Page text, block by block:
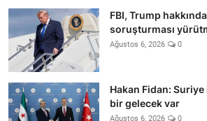
FBI, Trump
soruşturması
Ağustos 6, 2026 0
Hakan Fidan:
bir gelecek var
Ağustos 6, 2026 0